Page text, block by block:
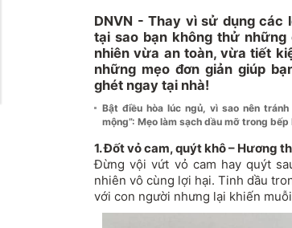
DNVN - Thay vì sử dụng các
tại sao bạn không thử
nhiên vừa an toàn, vừa tiết
những mẹo đơn giản giúp
ghét ngay tại nhà!
Bật điều hòa lúc ngủ, vì sao nên
mộng”: Mẹo làm sạch dầu mỡ trong
1. Đốt vỏ cam, quýt khô – Hương
Đừng vội vứt vỏ cam hay quýt
nhiên vô cùng lợi hại. Tinh dầu
với con người nhưng lại khiến muỗi